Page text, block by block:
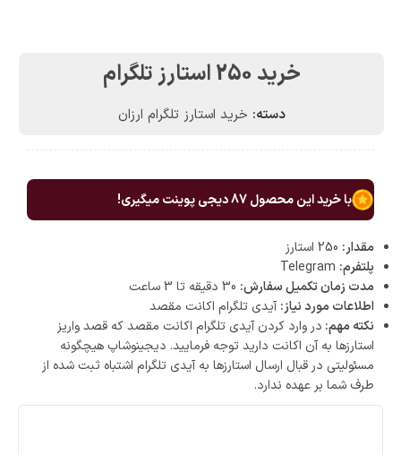
خرید 250 استارز تلگرام
دسته: خرید استارز تلگرام ارزان
با خرید این محصول87دیجی پوینت میگیری!
مقدار:
پلتفرم:
مدت زمان تکمیل سفارش:
اطلاعات مورد نیاز: آیدی تلگرام اکانت مقصد
نکته مهم: در وارد کردن آیدی تلگرام اکانت مقصد که قصد واریز
استارزها به آن اکانت دارید توجه فرمایید. دیجینوشاپ هیچگونه
مسئولیتی در قبال ارسال استارزها به آیدی تلگرام اشتباه ثبت شده از
طرف شما بر عهده ندارد.